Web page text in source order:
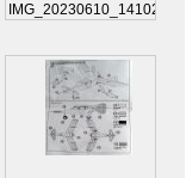
IMG_20230610_141027